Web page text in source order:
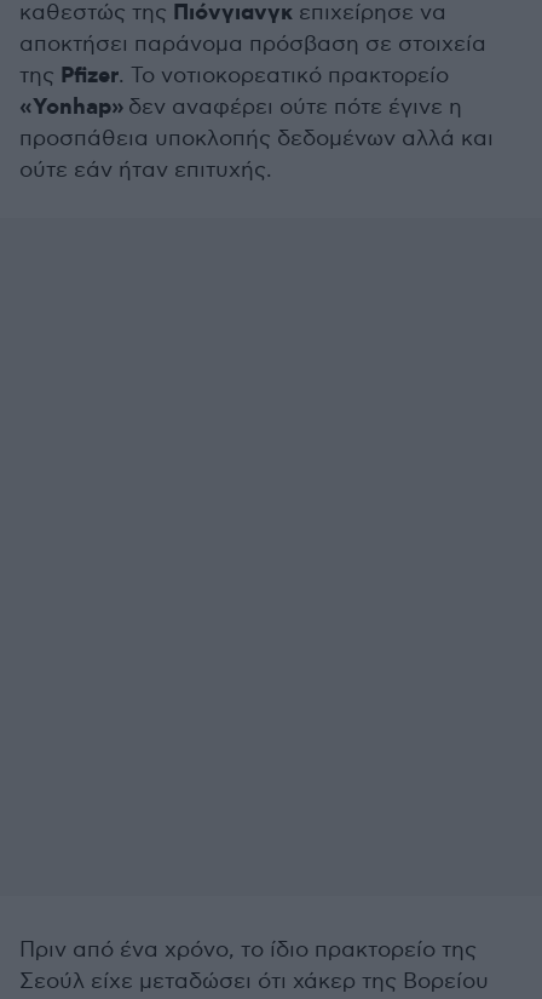
καθεστώς της Πιόνγιανγκ επιχείρησε να
αποκτήσει παράνομα πρόσβαση σε στοιχεία
της Pfizer. Το νοτιοκορεατικό πρακτορείο
«Yonhap» δεν αναφέρει ούτε πότε έγινε η
προσπάθεια υποκλοπής δεδομένων αλλά και
ούτε εάν ήταν επιτυχής.
Πριν από ένα χρόνο, το ίδιο πρακτορείο της
Σεούλ είχε μεταδώσει ότι χάκερ της Βορείου